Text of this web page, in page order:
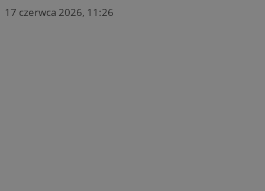
17 czerwca 2026, 11:26